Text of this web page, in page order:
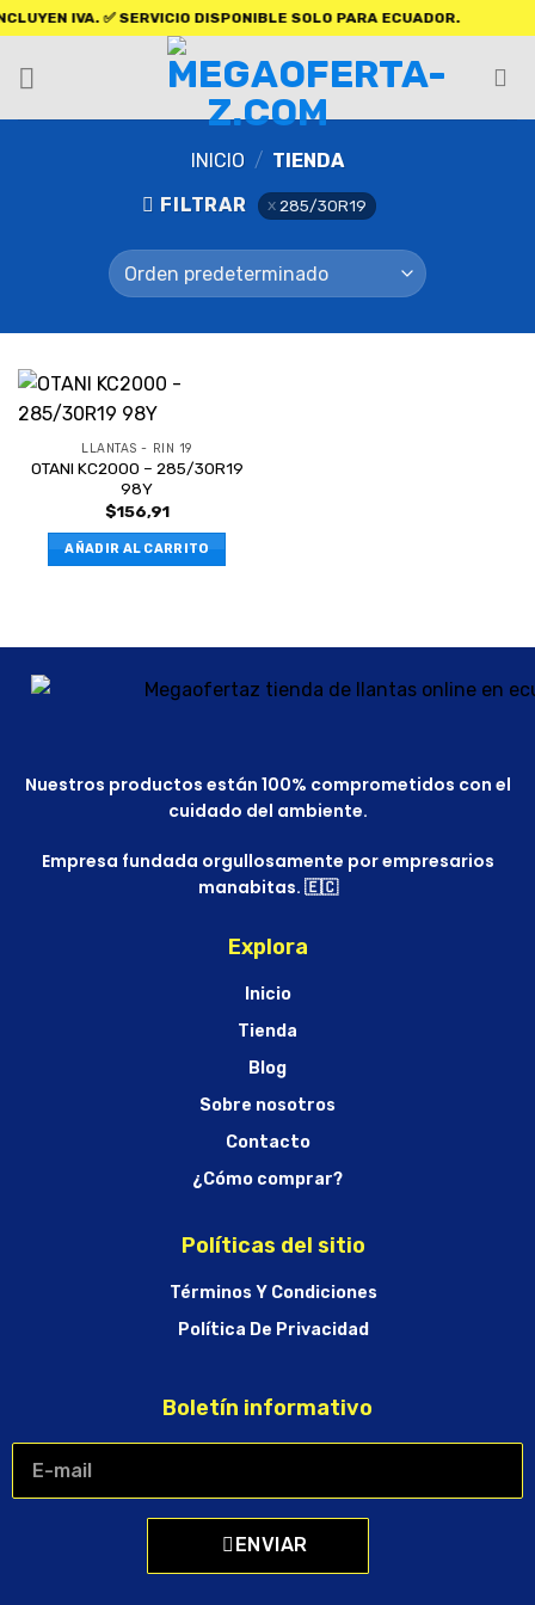
IVA. ✅ SERVICIO DISPONIBLE SOLO PARA ECUADOR.
INICIO / TIENDA
FILTRAR
285/30R19
LLANTAS - RIN 19
OTANI KC2000 – 285/30R19
98Y
$156,91
AÑADIR AL CARRITO
Nuestros productos están 100% comprometidos con el
cuidado del ambiente.
Empresa fundada orgullosamente por empresarios
manabitas. 🇪🇨
Explora
Inicio
Tienda
Blog
Sobre nosotros
Contacto
¿Cómo comprar?
Políticas del sitio
Términos Y Condiciones
Política De Privacidad
Boletín informativo
ENVIAR